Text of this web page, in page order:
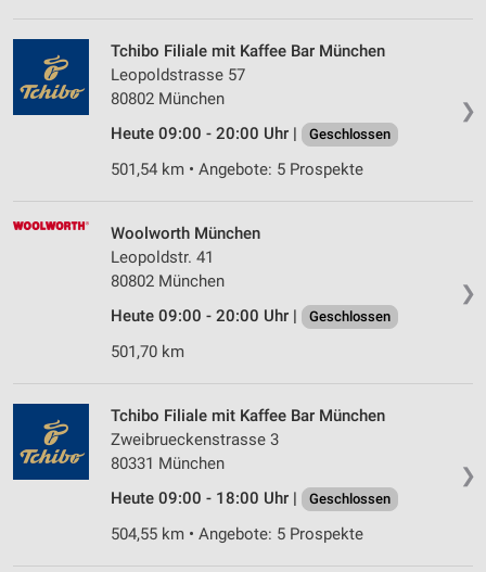
❯
Tchibo Filiale mit Kaffee Bar München
Leopoldstrasse 57
80802 München
Heute 09:00 - 20:00 Uhr |
Geschlossen
501,54 km • Angebote: 5 Prospekte
❯
Woolworth München
Leopoldstr. 41
80802 München
Heute 09:00 - 20:00 Uhr |
Geschlossen
501,70 km
❯
Tchibo Filiale mit Kaffee Bar München
Zweibrueckenstrasse 3
80331 München
Heute 09:00 - 18:00 Uhr |
Geschlossen
504,55 km • Angebote: 5 Prospekte